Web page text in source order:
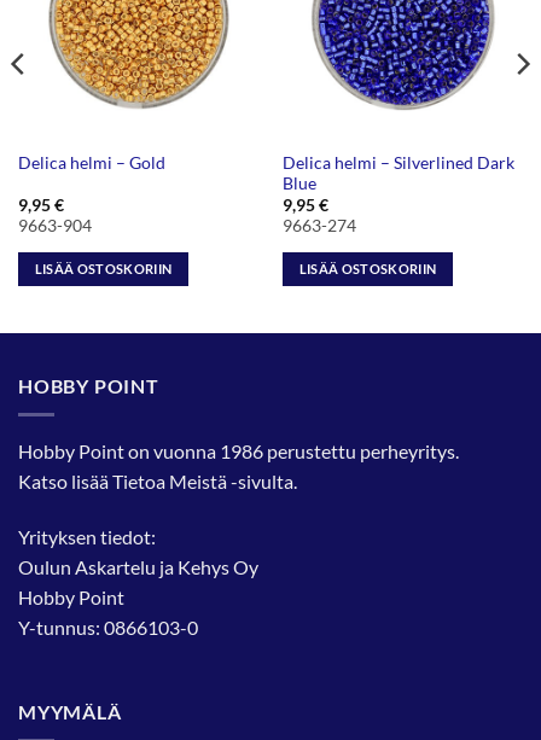
Delica helmi – Gold
9,95€
9663-904
LISÄÄ OSTOSKORIIN
Delica helmi – Silverlined Dark
Blue
9,95€
9663-274
LISÄÄ OSTOSKORIIN
HOBBY POINT
Hobby Point on vuonna 1986 perustettu perheyritys.
Katso lisääTietoa Meistä-sivulta.
Yrityksen tiedot:
Oulun Askartelu ja Kehys Oy
Hobby Point
Y-tunnus: 0866103-0
MYYMÄLÄ